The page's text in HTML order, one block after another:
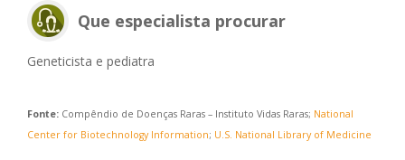
Que especialista procurar
Geneticista e pediatra
Fonte:Compêndio de Doenças Raras – Instituto Vidas Raras; National
Center for Biotechnology Information; U.S. National Library of Medicine